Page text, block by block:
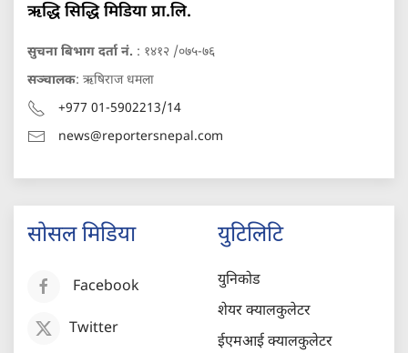
ऋद्धि सिद्धि मिडिया प्रा.लि.
सुचना बिभाग दर्ता नं. : १४१२ /०७५-७६
सञ्चालक: ऋषिराज धमला
+977 01-5902213/14
news@reportersnepal.com
सोसल मिडिया
Facebook
Twitter
युटिलिटि
युनिकोड
शेयर क्यालकुलेटर
ईएमआई क्यालकुलेटर